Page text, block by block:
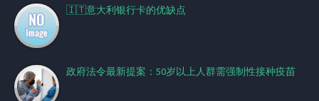
🇮🇹意大利银行卡的优缺点
政府法令最新提案：50岁以上人群需强制性接种疫苗